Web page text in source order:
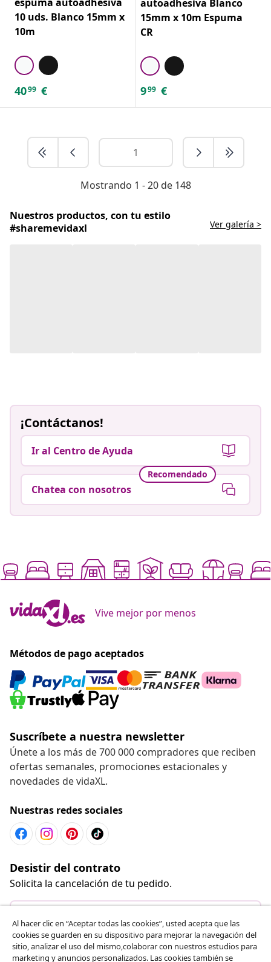
10 uds. Blanco 15mm x
10m
4099 €
autoadhesiva Blanco
15mm x 10m Espuma
CR
999 €
Mostrando 1 - 20 de 148
Nuestros productos, con tu estilo
#sharemevidaxl
Ver galería >
Vive mejor por menos
Métodos de pago aceptados
Únete a los más de 700 000 compradores que reciben
ofertas semanales, promociones estacionales y
Nuestras redes sociales
Solicita la cancelación de tu pedido.
Desistir del contrato
Servicio al Cliente
Empresas
vidaXL
Descubre mas
Al hacer clic en “Aceptar todas las cookies”, usted acepta que las
cookies se guarden en su dispositivo para mejorar la navegación del
sitio, analizar el uso del mismo,colaborar con nuestros estudios para
marketing y anuncios personalizados. Las cookies también se